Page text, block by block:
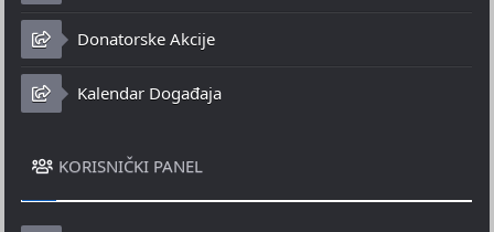
Donatorske Akcije
Kalendar Događaja
KORISNIČKI PANEL